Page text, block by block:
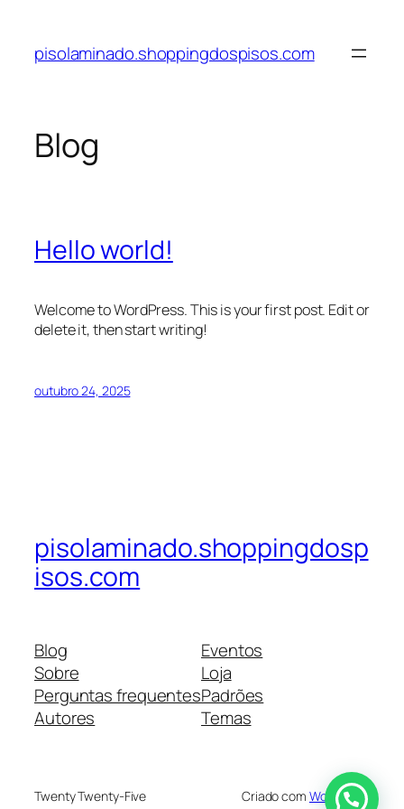
pisolaminado.shoppingdospisos.com
Blog
Hello world!
Welcome to WordPress. This is your first post. Edit or
delete it, then start writing!
outubro 24, 2025
pisolaminado.shoppingdosp
isos.com
Blog
Sobre
Perguntas frequentes
Autores
Eventos
Loja
Padrões
Temas
Twenty Twenty-Five Criado com WordPress